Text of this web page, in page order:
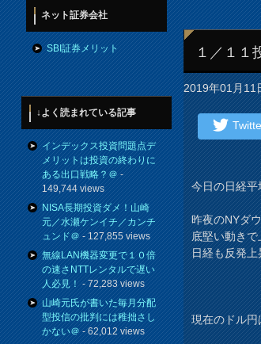
１／１１
2019年01月11
今日の日経
昨夜のNYダ
底堅い動きで
日経も反発
現在のドル
ネット証券会社
SBI証券メリット
↓よく読まれている記事
インデックス投資問題点デ
メリットは投資の終わりに
ある出口戦略？＠-
149,744 views
NISA長期投資ダメ！山崎
元／水瀬ケンイチ／カンチ
ュンド＠- 127,855 views
無線LAN機器変更で１０倍
の速さNTTレンタルで遅い
人必見！- 72,283 views
山崎元氏が書いた毎月分配
型投信の批判には稚拙さし
かない＠- 62,012 views